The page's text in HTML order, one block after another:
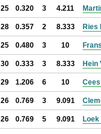
25 0.320 3 4.211
28 0.357 2 8.333 Ries
25 0.480 3 10
30 0.333 3 8.333 Hein
29 1.206 6 10
26 0.769 3 9.091
26 0.769 5 9.091